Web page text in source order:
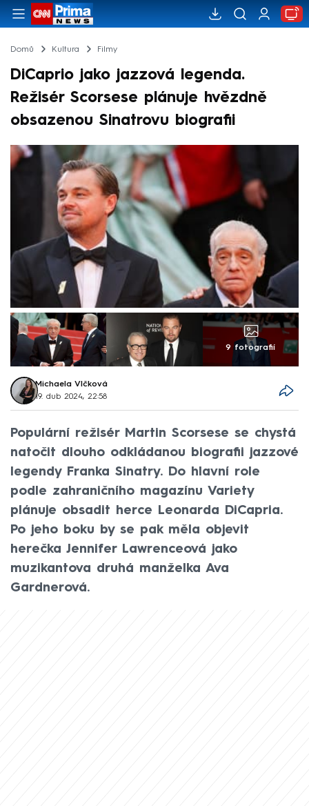
Domů Kultura Filmy
DiCaprio jako jazzová legenda.
Režisér Scorsese plánuje hvězdně
obsazenou Sinatrovu biografii
9 fotografií
Michaela Vlčková
19. dub 2024, 22:58
Populární režisér Martin Scorsese se chystá
natočit dlouho odkládanou biografii jazzové
legendy Franka Sinatry. Do hlavní role
podle zahraničního magazínu Variety
plánuje obsadit herce Leonarda DiCapria.
Po jeho boku by se pak měla objevit
herečka Jennifer Lawrenceová jako
muzikantova druhá manželka Ava
Gardnerová.